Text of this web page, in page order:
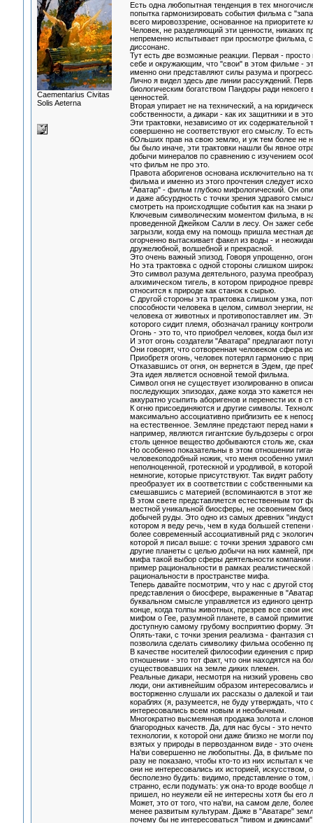
Сaementarius Civitas
Solis Aeterna
Есть одна любопытная тенденция в тех
попытка гармонизировать события фильма с
всего мировоззрение, основанное на приоритете
Человек, не разделяющий эти ценности, никаких
непременно испытывает при просмотре фильма,
диссонанс.
Тут есть две возможные реакции. Первая -
себе и окружающим, что "свои" в этом фильме -
именно они представляют силы разума и
Лично я видел здесь две линии рассуждений.
биологическим богатством Пандоры ради
ценностей.
Вторая упирает не на технический, а на
собственности, а дикари - как их защитники и в
Эти трактовки, независимо от их
совершенно не соответствуют его смыслу. То
бОльших прав на свою землю, и уж тем более не
бы было иначе, эти трактовки нашли бы явное
добычи минералов по сравнению с изучением
что фильм не про это.
Правота аборигенов основана исключительно
фильма и именно из этого прочтения следует
"Аватар" - фильм глубоко мифологический. Он
и даже абсурдность с точки зрения здравого
смотреть на происходящие события как на знаки
Ключевым символическим моментом фильма, в
проведенной Джейком Салли в лесу. Он зажег
загрызли, когда ему на помощь пришла местная
огорченно вытаскивает факел из воды - и
дружелюбной, волшебной и прекрасной.
Это очень важный эпизод. Говоря упрощенно,
Но эта трактовка с одной стороны слишком
Это символ разума деятельного, разума
алхимическом тигель, в котором природное
относится к природе как станок к сырью.
С другой стороны эта трактовка слишком узка,
способности человека в целом, символ энергии,
человека от животных и противопоставляет им.
которого сидит племя, обозначал границу
Огонь - это то, что приобрел человек, когда был
И этот огонь создатели "Аватара" предлагают
Они говорят, что сотворенная человеком сфера
Приобретя огонь, человек потерял гармонию с
Отказавшись от огня, он вернется в Эдем, где
Эта идея является основной темой фильма.
Символ огня не существует изолированно в
последующих эпизодах, даже когда это кажется
аккуратно усыпить аборигенов и перенести их в
К огню присоединяются и другие символы.
максимально ассоциативно приблизить ее к
на естественное. Земляне предстают перед нами
например, являются гигантские бульдозеры с
столь ценное вещество добываются столь же,
Но особенно показательны в этом отношении
человекоподобный ножик, что меня особенно
неполноценной, гротескной и уродливой, в
немногие, которые присутствуют. Так видят
преобразует их в соответствии с собственными
смешавшись с материей (вспоминаются в этот
В этом свете представляется естественным тот
местной уникальной биосферы, не освоением
добычей руды. Это одно из самых древних
котором я веду речь, чем в куда большей
более современный ассоциативный ряд с
которой я писал выше: с точки зрения здравого
другие планеты с целью добычи на них камней,
мифа такой выбор сферы деятельности компании
пример рациональности в рамках
рациональности в пространстве мифа.
Теперь давайте посмотрим, что у нас с другой
представления о биосфере, выраженные в
буквальном смысле управляется из единого
конце, когда толпы животных, презрев все свои
мифом о Гее, разумной планете, в самой
доступную самому грубому восприятию форму.
Опять-таки, с точки зрения реализма - фантазия
позволила сделать символику фильма особенно
В качестве носителей философии единения с
отношении - это тот факт, что они находятся на
существовавших на земле диких племен.
Реальные дикари, несмотря на низкий уровень
люди, они активнейшим образом интересовались
восторженно слушали их рассказы о далекой и
кораблях (я, разумеется, не буду утверждать,
интересовались всем новым и необычным.
Многократно высмеянная продажа золота и
благородных качеств. Да, для нас бусы - это
технологии, к которой они даже близко не могли
взятых у природы в первозданном виде - это
На'ви совершенно не любопытны. Да, в фильме
разу не показано, чтобы кто-то из них испытал к
они не интересовались их историей,
бесполезно будить: видимо, представление о
странно, если подумать: уж она-то вроде вообще
пришел, но неужели ей не интересны хотя бы его
Может, это от того, что на'ви, на самом деле,
менее развитым культурам. Даже в "Аватаре"
почему бы не интересоваться "пивом и джинсами",